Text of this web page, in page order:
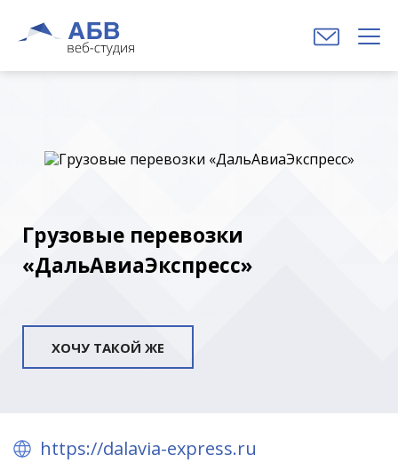
Грузовые перевозки
«ДальАвиаЭкспресс»
ХОЧУ ТАКОЙ ЖЕ
https://dalavia-express.ru